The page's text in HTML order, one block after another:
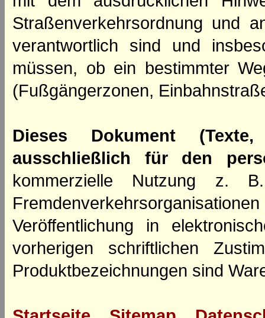
Straßenverkehrsordnung und
verantwortlich sind und
müssen, ob ein bestimmter
(Fußgängerzonen,
Dieses Dokument
ausschließlich für den
kommerzielle Nutzung z.
Veröffentlichung in
vorherigen schriftlichen
Produktbezeichnungen sind